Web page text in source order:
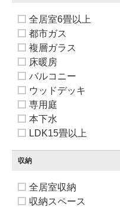
全居室6畳以上
都市ガス
複層ガラス
床暖房
バルコニー
ウッドデッキ
専用庭
本下水
LDK15畳以上
収納
全居室収納
収納スペース